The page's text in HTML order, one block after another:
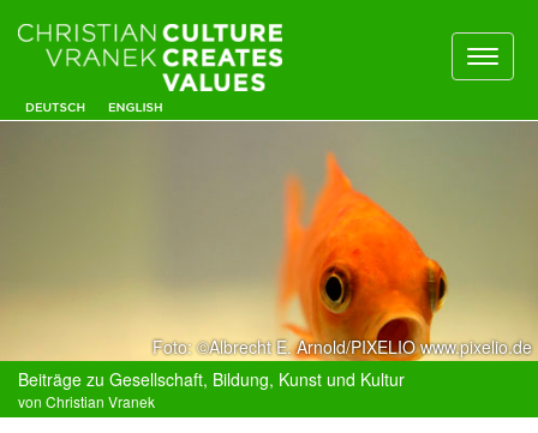
Foto: ©Albrecht E. Arnold/PIXELIO www.pixelio.de
Beiträge zu Gesellschaft, Bildung, Kunst und Kultur
von Christian Vranek